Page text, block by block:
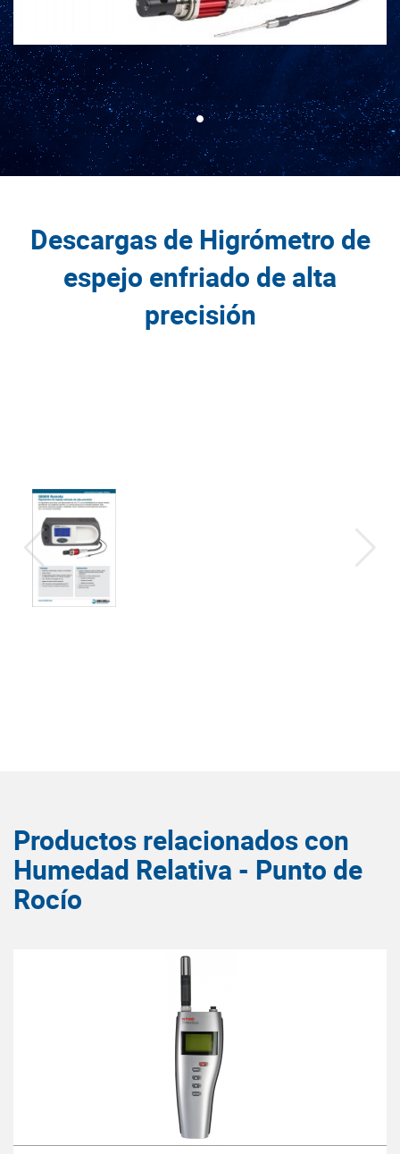
Descargas de Higrómetro de
espejo enfriado de alta
precisión
Productos relacionados con
Humedad Relativa - Punto de
Rocío